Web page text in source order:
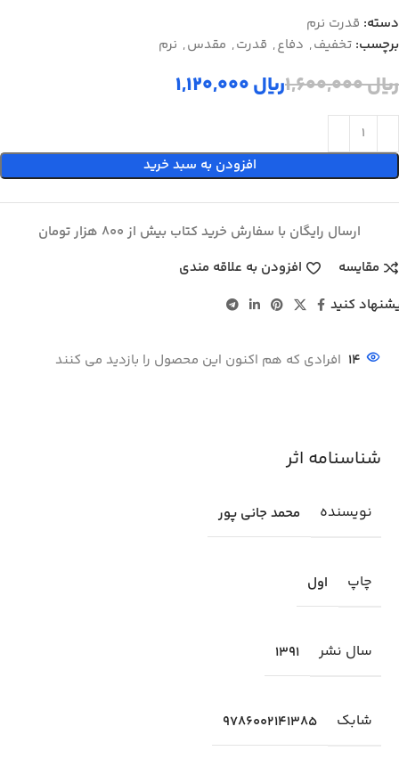
دسته: قدرت نرم
برچسب: تخفیف, دفاع, قدرت, مقدس, نرم
ریال1,600,000 ریال
افزودن به سبد خرید
ارسال رایگان با سفارش خرید کتاب بیش از 800 هزار تومان
مقایسه
افزودن به علاقه مندی
کنید
14 افرادی که هم اکنون این محصول را بازدید می کنند
شناسنامه اثر
نویسنده محمد جانی پور
چاپ اول
سال نشر 1391
شابك 9786002141385